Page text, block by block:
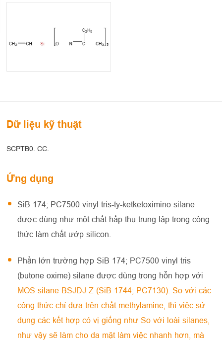
Dữ liệu kỹ thuật
SCPTB0. CC.
Ứng dụng
SiB 174; PC7500 vinyl tris-ty-ketketoximino silane
được dùng như một chất hấp thụ trung lập trong công
thức làm chất ướp silicon.
Phần lớn trường hợp SiB 174; PC7500 vinyl tris
(butone oxime) silane được dùng trong hỗn hợp với
MOS silane BSJDJ Z (SiB 1744; PC7130). So với các
công thức chỉ dựa trên chất methylamine, thì việc sử
dụng các kết hợp có vị giống như So với loài silanes,
như vậy sẽ làm cho da mặt làm việc nhanh hơn, mà